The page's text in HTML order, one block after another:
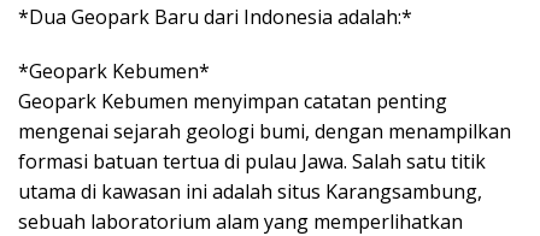
*Dua Geopark Baru dari Indonesia adalah:*
*Geopark Kebumen*
Geopark Kebumen menyimpan catatan penting
mengenai sejarah geologi bumi, dengan menampilkan
formasi batuan tertua di pulau Jawa. Salah satu titik
utama di kawasan ini adalah situs Karangsambung,
sebuah laboratorium alam yang memperlihatkan